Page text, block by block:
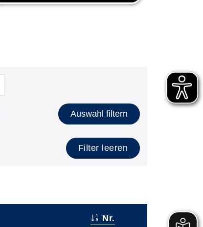
Auswahl filtern
Filter leeren
Nr.